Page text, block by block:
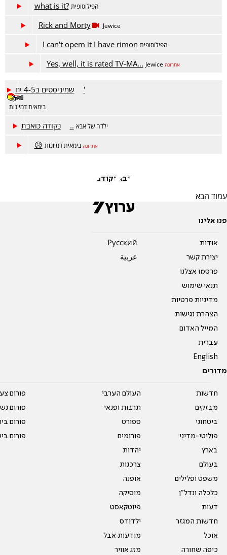
what is it? הפילוסופית
Rick and Morty Jewice
I can't opem it I have rimon הפילוסופית
Yes, well, it is rated TV-MA... Jewice אחרונה
שמיניסטים ב4-5 יח'
בימאית דמיונות
נקודה כואבת.. ילדה של אבא
😥 בימאית דמיונות אחרונה
הקודם הבא
עמוד הבא
פנו אלינו
אודות
יצירת קשר
פרסמו אצלנו
תנאי שימוש
מדיניות פרטיות
הצהרת נגישות
המייל האדום
עברית
English
Pусский
عربية
מדורים
חדשות
מבזקים
ביטחוני
פוליטי-מדיני
בארץ
בעולם
משפט ופלילים
כלכלה ונדל"ן
דעות
חדשות המגזר
אוכל
כיפה שחורה
העולם הערבי
תרבות ופנאי
ספורט
פורומים
יהדות
צרכנות
אופנה
מוסיקה
פיוטקאסט
ילדודס
מודעות אבל
מזג אוויר
פורום
פורום
פורום
פורום